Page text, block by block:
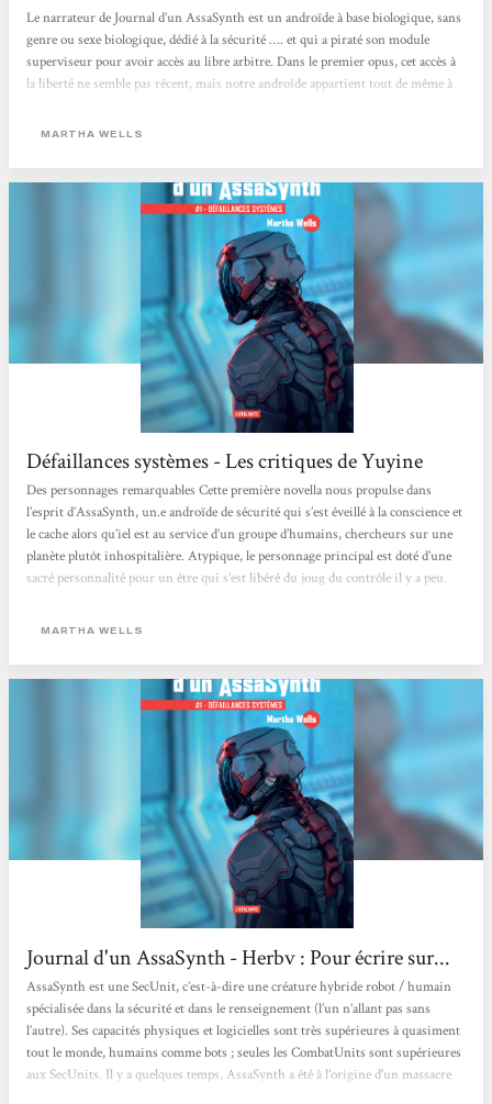
Le narrateur de Journal d’un AssaSynth est un androïde à base biologique, sans
genre ou sexe biologique, dédié à la sécurité …. et qui a piraté son module
superviseur pour avoir accès au libre arbitre. Dans le premier opus, cet accès à
la liberté ne semble pas récent, mais notre androïde appartient tout de même à
mourir de rire : forcément pourvu.e de capacités bien supérieures à celles d’un
MARTHA WELLS
Défaillances systèmes - Les critiques de Yuyine
Des personnages remarquables Cette première novella nous propulse dans
l’esprit d’AssaSynth, un.e androïde de sécurité qui s’est éveillé à la conscience et
le cache alors qu’iel est au service d’un groupe d’humains, chercheurs sur une
planète plutôt inhospitalière. Atypique, le personnage principal est doté d’une
sacré personnalité pour un être qui s’est libéré du joug du contrôle il y a peu.
et fuyant le contact et l’humanité...
MARTHA WELLS
Journal d'un AssaSynth - Herbv : Pour écrire sur...
AssaSynth est une SecUnit, c’est-à-dire une créature hybride robot / humain
spécialisée dans la sécurité et dans le renseignement (l’un n’allant pas sans
l’autre). Ses capacités physiques et logicielles sont très supérieures à quasiment
tout le monde, humains comme bots ; seules les CombatUnits sont supérieures
aux SecUnits. Il y a quelques temps, AssaSynth a été à l’origine d’un massacre